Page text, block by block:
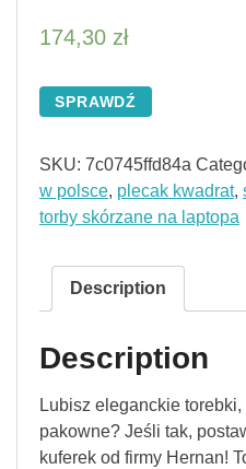
174,30 zł
SPRAWDŹ
SKU: 7c0745ffd84a
w polsce, plecak kwadrat,
torby skórzane na laptopa
Description
Description
Lubisz eleganckie
pakowne? Jeśli tak,
kuferek od firmy Hernan!